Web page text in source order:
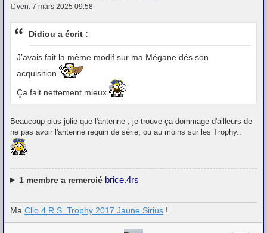
e
s
g
e
ven. 7 mars 2025 09:58
Didiou a écrit :
J’avais fait la même modif sur ma Mégane dés son
acquisition
Ça fait nettement mieux
Beaucoup plus jolie que l'antenne , je trouve ça dommage d'ailleurs de
ne pas avoir l'antenne requin de série, ou au moins sur les Trophy..
1membre a remercié brice.4rs
Ma Clio 4 R.S. Trophy 2017 Jaune Sirius !